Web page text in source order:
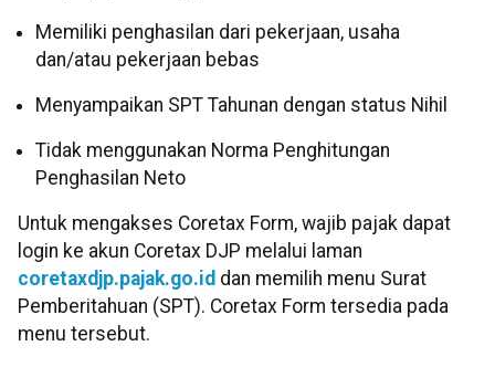
Memiliki penghasilan dari pekerjaan, usaha
dan/atau pekerjaan bebas
Menyampaikan SPT Tahunan dengan status Nihil
Tidak menggunakan Norma Penghitungan
Penghasilan Neto
Untuk mengakses Coretax Form, wajib pajak dapat
login ke akun Coretax DJP melalui laman
coretaxdjp.pajak.go.id dan memilih menu Surat
Pemberitahuan (SPT). Coretax Form tersedia pada
menu tersebut.